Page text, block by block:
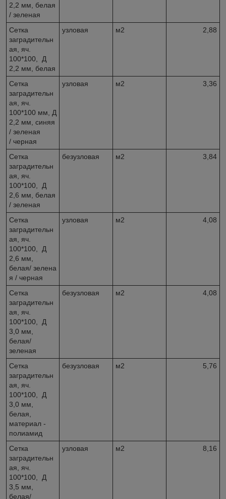
2,2 мм, белая
/ зеленая
Сетка
заградительн
ая, яч.
100*100, Д
2,2 мм, белая
узловая м2 2,88
Сетка
заградительн
ая, яч.
100*100 мм, Д
2,2 мм, синяя
/ зеленая
/ черная
узловая м2 3,36
Сетка
заградительн
ая, яч.
100*100, Д
2,6 мм, белая
/ зеленая
безузловая м2 3,84
Сетка
заградительн
ая, яч.
100*100, Д
2,6 мм,
белая/ зелена
я / черная
узловая м2 4,08
Сетка
заградительн
ая, яч.
100*100, Д
3,0 мм,
белая/
зеленая
безузловая м2 4,08
Сетка
заградительн
ая, яч.
100*100, Д
3,0 мм,
белая,
материал -
полиамид
безузловая м2 5,76
Сетка
заградительн
ая, яч.
100*100, Д
3,5 мм,
белая/
узловая м2 8,16